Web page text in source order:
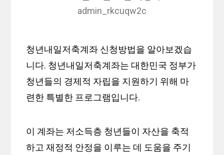
admin_rkcuqw2c
청년내일저축계좌 신청방법을 알아보겠습
니다. 청년내일저축계좌는 대한민국 정부가
청년들의 경제적 자립을 지원하기 위해 마
련한 특별한 프로그램입니다.
이 계좌는 저소득층 청년들이 자산을 축적
하고 재정적 안정을 이루는 데 도움을 주기